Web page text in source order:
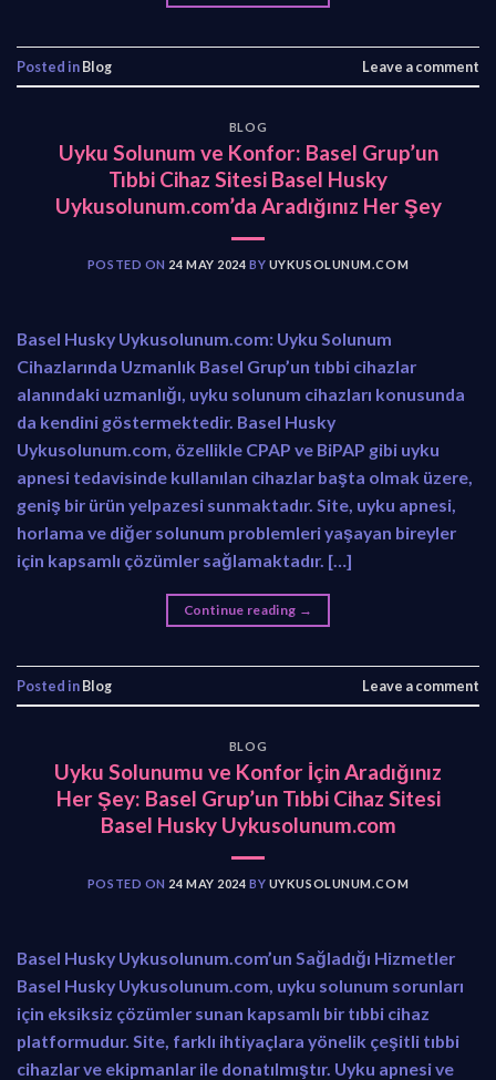
Posted inBlog Leave a comment
BLOG
Uyku Solunum ve Konfor: Basel Grup’un
Tıbbi Cihaz Sitesi Basel Husky
Uykusolunum.com’da Aradığınız Her Şey
POSTED ON 24 MAY 2024 BY UYKUSOLUNUM.COM
Basel Husky Uykusolunum.com: Uyku Solunum
Cihazlarında Uzmanlık Basel Grup’un tıbbi cihazlar
alanındaki uzmanlığı, uyku solunum cihazları konusunda
da kendini göstermektedir. Basel Husky
Uykusolunum.com, özellikle CPAP ve BiPAP gibi uyku
apnesi tedavisinde kullanılan cihazlar başta olmak üzere,
geniş bir ürün yelpazesi sunmaktadır. Site, uyku apnesi,
horlama ve diğer solunum problemleri yaşayan bireyler
için kapsamlı çözümler sağlamaktadır. […]
Continue reading →
Posted inBlog Leave a comment
BLOG
Uyku Solunumu ve Konfor İçin Aradığınız
Her Şey: Basel Grup’un Tıbbi Cihaz Sitesi
Basel Husky Uykusolunum.com
POSTED ON 24 MAY 2024 BY UYKUSOLUNUM.COM
Basel Husky Uykusolunum.com’un Sağladığı Hizmetler
Basel Husky Uykusolunum.com, uyku solunum sorunları
için eksiksiz çözümler sunan kapsamlı bir tıbbi cihaz
platformudur. Site, farklı ihtiyaçlara yönelik çeşitli tıbbi
cihazlar ve ekipmanlar ile donatılmıştır. Uyku apnesi ve